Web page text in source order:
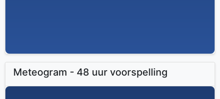
Meteogram - 48 uur voorspelling